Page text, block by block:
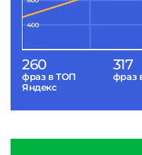
260
фраз в ТОП
Яндекс
317
фраз